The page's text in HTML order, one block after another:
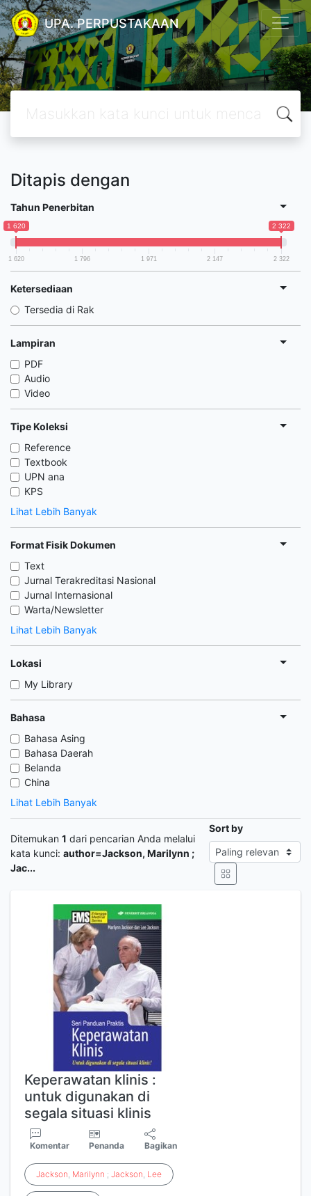
UPA. PERPUSTAKAAN
Ditapis dengan
Tahun Penerbitan
1 620 2 322
1 620 1 796 1 971 2 147 2 322
Ketersediaan
Tersedia di Rak
Lampiran
PDF
Audio
Video
Tipe Koleksi
Reference
Textbook
UPN ana
KPS
Lihat Lebih Banyak
Format Fisik Dokumen
Text
Jurnal Terakreditasi Nasional
Jurnal Internasional
Warta/Newsletter
Lihat Lebih Banyak
Lokasi
My Library
Bahasa
Bahasa Asing
Bahasa Daerah
Belanda
China
Lihat Lebih Banyak
Ditemukan 1 dari pencarian Anda melalui
kata kunci: author=Jackson, Marilynn ;
Jac...
Sort by
Keperawatan klinis :
untuk digunakan di
segala situasi klinis
Komentar Penanda Bagikan
Jackson, Marilynn ; Jackson, Lee